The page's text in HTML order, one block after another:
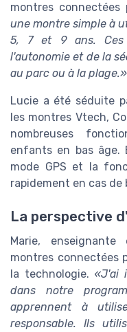
montres connectées
une montre simple à
5, 7 et 9 ans. Ces
l'autonomie et de la
au parc ou à la plage.»
Lucie a été séduite
les montres Vtech,
nombreuses
enfants en bas âge.
mode GPS et la
rapidement en cas de
La perspective
Marie,
montres connectées
la technologie. «J'ai
dans notre
apprennent à
responsable. Ils